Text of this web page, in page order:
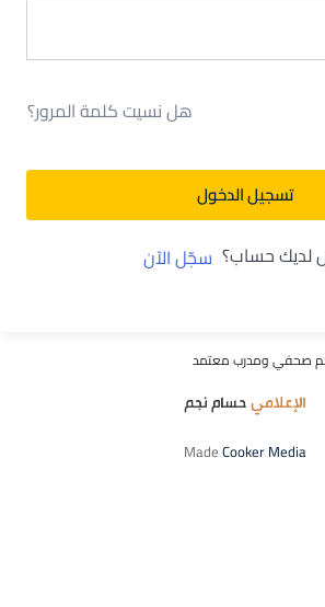
هل نسيت كلمة المرور؟
تسجيل الدخول
لديك حساب؟ سجّل الآن
صحفي ومدرب معتمد
MadeCooker Media